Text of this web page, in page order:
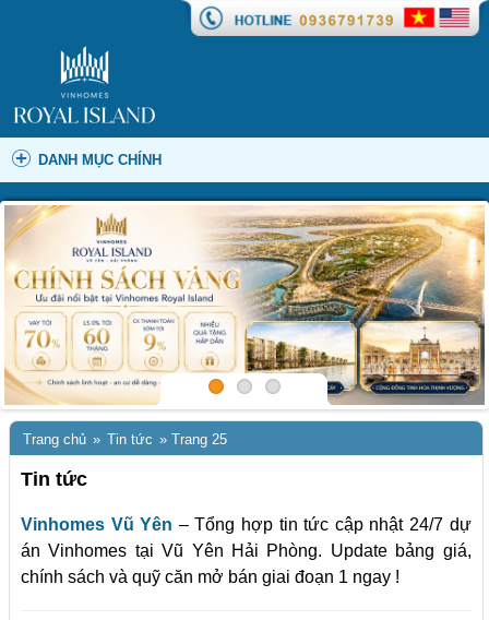
DANH MỤC CHÍNH
Trang chủ » Tin tức » Trang 25
Tin tức
Vinhomes Vũ Yên – Tổng hợp tin tức cập nhật 24/7 dự
án Vinhomes tại Vũ Yên Hải Phòng. Update bảng giá,
chính sách và quỹ căn mở bán giai đoạn 1 ngay !